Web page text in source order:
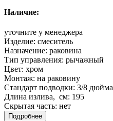
Наличие:
уточните у менеджера
Изделие: смеситель
Назначение: раковина
Тип управления: рычажный
Цвет: хром
Монтаж: на раковину
Стандарт подводки: 3/8 дюйма
Длина излива, см: 195
Скрытая часть: нет
Подробнее